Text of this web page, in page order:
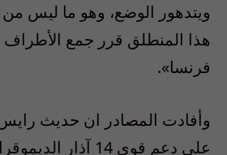
ويتدهور الوضع، وهو ما ليس
هذا المنطلق قرر جمع الأطراف
فرنسا».
وأفادت المصادر ان حديث
على دعم قوى 14 آذار